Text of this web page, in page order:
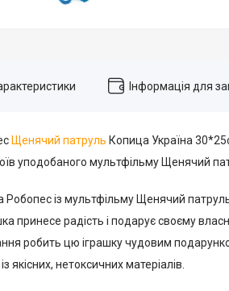
Інформація для
Щенячий патруль Копица Україна
уподобаного мультфільму Щенячий
Робопес із мультфільму Щенячий
принесе радість і подарує своєму
робить цю іграшку чудовим
якісних, нетоксичних матеріалів.